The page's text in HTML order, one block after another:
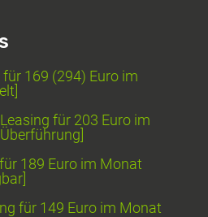
für 169 (294) Euro im
für 203 Euro im
189 Euro im Monat
für 149 Euro im Monat